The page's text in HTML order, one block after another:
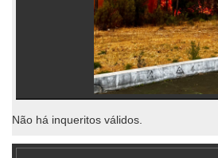
Não há inqueritos válidos.